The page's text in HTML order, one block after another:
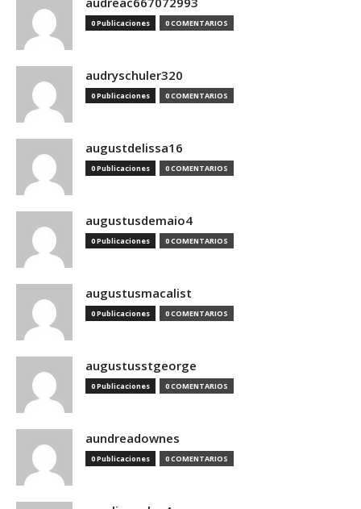
0 Publicaciones 0 COMENTARIOS
audryschuler320
0 Publicaciones 0 COMENTARIOS
augustdelissa16
0 Publicaciones 0 COMENTARIOS
augustusdemaio4
0 Publicaciones 0 COMENTARIOS
augustusmacalist
0 Publicaciones 0 COMENTARIOS
augustusstgeorge
0 Publicaciones 0 COMENTARIOS
aundreadownes
0 Publicaciones 0 COMENTARIOS